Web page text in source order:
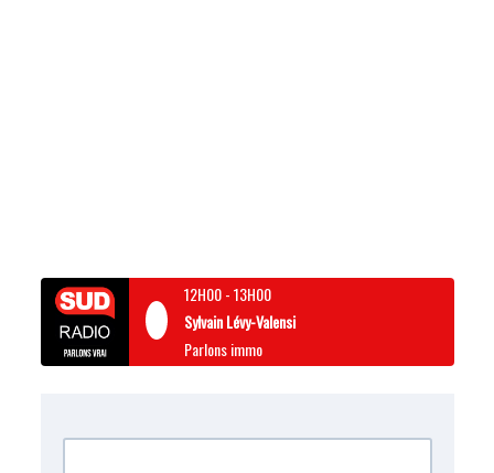
12H00-13H00
Sylvain Lévy-Valensi
Parlons immo